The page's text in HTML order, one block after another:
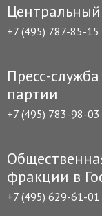
+7 (495) 787-85-15
Пресс-служба
партии
+7 (495) 783-98-03
фракции в
+7 (495) 629-61-01